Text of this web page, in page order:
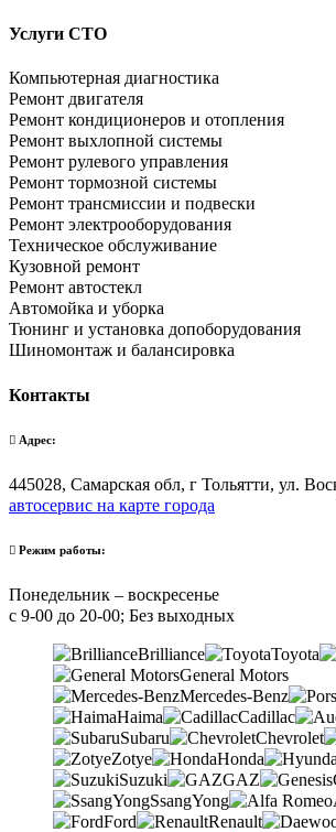
Услуги СТО
Компьютерная диагностика
Ремонт двигателя
Ремонт кондиционеров и отопления
Ремонт выхлопной системы
Ремонт рулевого управления
Ремонт тормозной системы
Ремонт трансмиссии и подвески
Ремонт электрооборудования
Техническое обслуживание
Кузовной ремонт
Ремонт автостекл
Автомойка и уборка
Тюнинг и установка допоборудования
Шиномонтаж и балансировка
Контакты
Адрес:
445028, Самарская обл, г Тольятти, ул.
автосервис на карте города
Режим работы:
Понедельник – воскресенье
с 9-00 до 20-00; Без выходных
Brilliance Toyota
General Motors
Mercedes-Benz
Haima
Cadillac
Subaru
Chevrolet
Zotye
Honda
Suzuki
GAZ
SsangYong
Ford
Renault